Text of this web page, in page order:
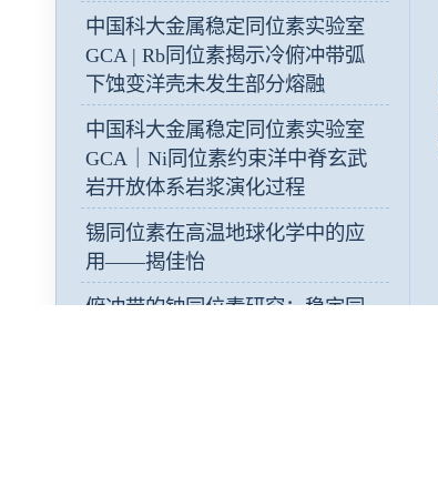
中国科大金属稳定同位素实验室
GCA | Rb同位素揭示冷俯冲带弧
下蚀变洋壳未发生部分熔融
中国科大金属稳定同位素实验室
GCA｜Ni同位素约束洋中脊玄武
岩开放体系岩浆演化过程
锡同位素在高温地球化学中的应
用——揭佳怡
俯冲带的铀同位素研究：稳定同